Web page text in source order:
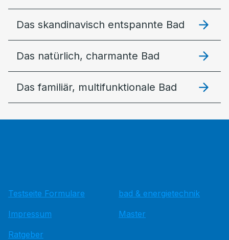
Das skandinavisch entspannte Bad
Das natürlich, charmante Bad
Das familiär, multifunktionale Bad
Testseite Formulare
Impressum
Ratgeber
bad & energietechnik
Master